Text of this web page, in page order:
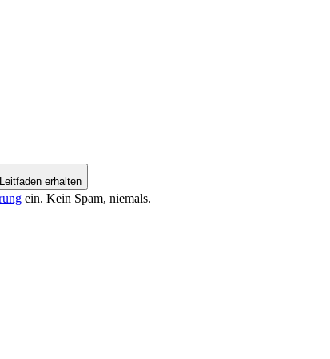
Leitfaden erhalten
ein. Kein Spam, niemals.